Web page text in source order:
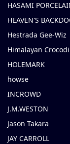
HASAMI
HEAVEN'S
Hestrada Gee-Wiz
Himalayan
HOLEMARK
howse
INCROWD
J.M.WESTON
Jason Takara
JAY CARROLL